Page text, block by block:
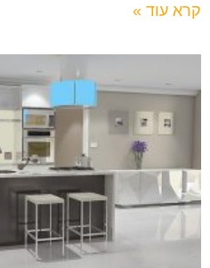
קרא עוד »